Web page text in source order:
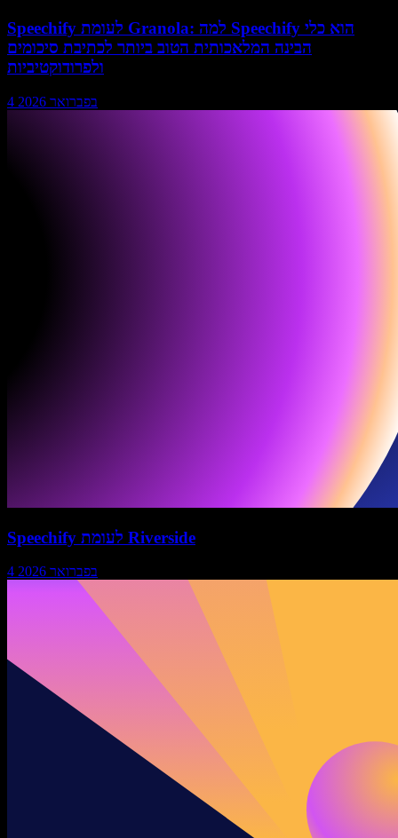
Speechify לעומת Granola: למה Speechify הוא כלי
הבינה המלאכותית הטוב ביותר לכתיבת סיכומים
ולפרודוקטיביות
4 בפברואר 2026
Speechify לעומת Riverside
4 בפברואר 2026